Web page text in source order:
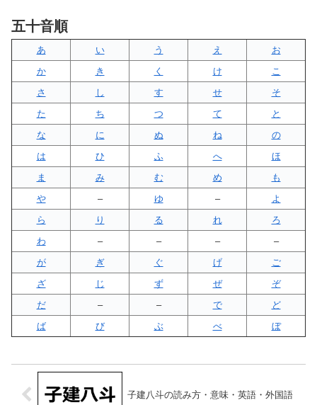
五十音順
あ い う え
お
か
き く け
こ
さ
し す せ
そ
た
ち つ て
と
な
に ぬ ね
の
は
ひ ふ へ
ほ
ま
み む め
も
や
– ゆ –
よ
ら
り る れ
ろ
わ
– – –
–
が
ぎ ぐ げ
ご
ざ
じ ず ぜ
ぞ
だ
– – で
ど
ば
び ぶ べ ぼ
子建八斗の読み方・意味・英語・外国語